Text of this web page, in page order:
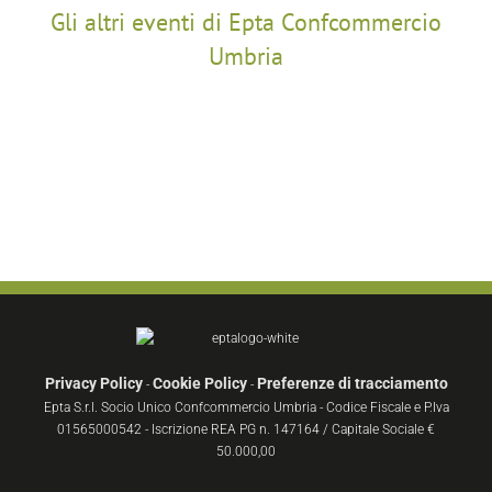
Gli altri eventi di Epta Confcommercio
Umbria
Privacy Policy- Cookie Policy- Preferenze di tracciamento
Epta S.r.l. Socio Unico Confcommercio Umbria - Codice Fiscale e P.Iva
01565000542 - Iscrizione REA PG n. 147164 / Capitale Sociale €
50.000,00